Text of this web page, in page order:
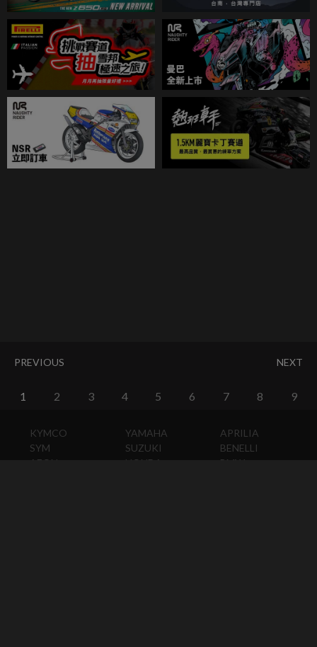
PREVIOUS NEXT
1 2 3 4 5 6 7 8 9
KYMCO
SYM
AEON
YAMAHA
SUZUKI
HONDA
APRILIA
BENELLI
BMW